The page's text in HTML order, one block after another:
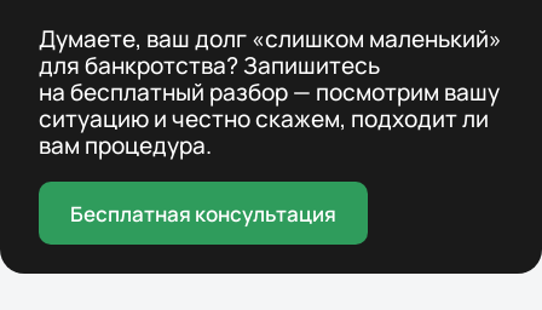
Думаете, ваш долг «слишком маленький»
для банкротства? Запишитесь
на бесплатный разбор — посмотрим вашу
ситуацию и честно скажем, подходит ли
вам процедура.
Бесплатная консультация